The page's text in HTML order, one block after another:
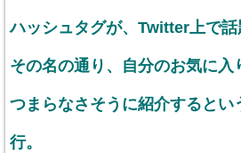
ハッシュタグが、Twitter上で話
その名の通り、自分のお気に入
つまらなさそうに紹介するとい
行。